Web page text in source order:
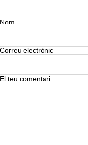
Nom
Correu electrònic
El teu comentari